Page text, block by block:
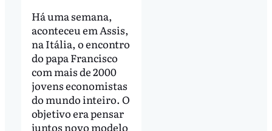
Há uma semana,
aconteceu em Assis,
na Itália, o encontro
do papa Francisco
com mais de 2000
jovens economistas
do mundo inteiro. O
objetivo era pensar
juntos novo modelo